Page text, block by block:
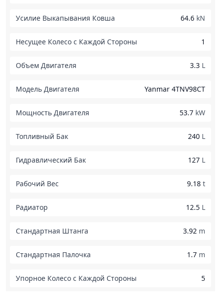
Усилие Выкапывания Ковша 64.6 kN
Несущее Колесо с Каждой Стороны 1
Объем Двигателя 3.3 L
Модель Двигателя Yanmar 4TNV98CT
Мощность Двигателя 53.7 kW
Топливный Бак 240 L
Гидравлический Бак 127 L
Рабочий Вес 9.18 t
Радиатор 12.5 L
Стандартная Штанга 3.92 m
Стандартная Палочка 1.7 m
Упорное Колесо с Каждой Стороны 5